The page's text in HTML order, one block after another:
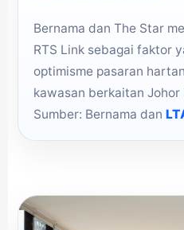
Bernama dan The Star
RTS Link sebagai faktor
optimisme pasaran
kawasan berkaitan Johor
Sumber: Bernama dan